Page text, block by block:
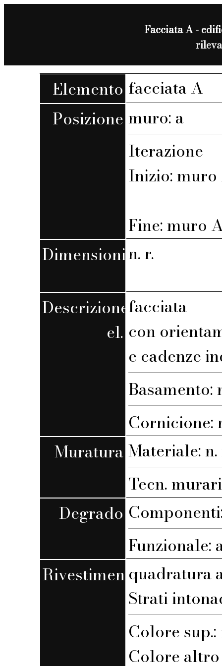
Facciata A -
Elemento facciata A
Posizione muro: a
Iterazione
Inizio: muro
Fine: muro
Dimensionin. r.
Descrizione
el.
facciata
con
e cadenze
Basamento:
Cornicione:
Muratura Materiale: n.
Tecn.
Degrado
Funzionale:
Rivestimentoquadratura
Strati
Colore
Colore altro